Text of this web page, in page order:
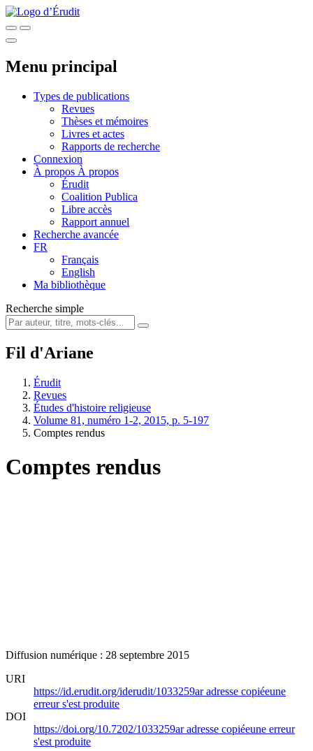
Menu principal
Types de publications
Revues
Thèses et mémoires
Livres et actes
Rapports de recherche
Connexion
À propos À propos
Érudit
Coalition Publica
Libre accès
Rapport annuel
Recherche avancée
FR
Français
English
Ma bibliothèque
Recherche simple
Fil d'Ariane
Érudit
Revues
Études d'histoire religieuse
Volume 81, numéro 1-2, 2015, p. 5-197
Comptes rendus
Comptes rendus
Diffusion numérique : 28 septembre 2015
URI
https://id.erudit.org/iderudit/1033259aradresse copiéeune
erreur s'est produite
DOI
https://doi.org/10.7202/1033259aradresse copiéeune erreur
s'est produite